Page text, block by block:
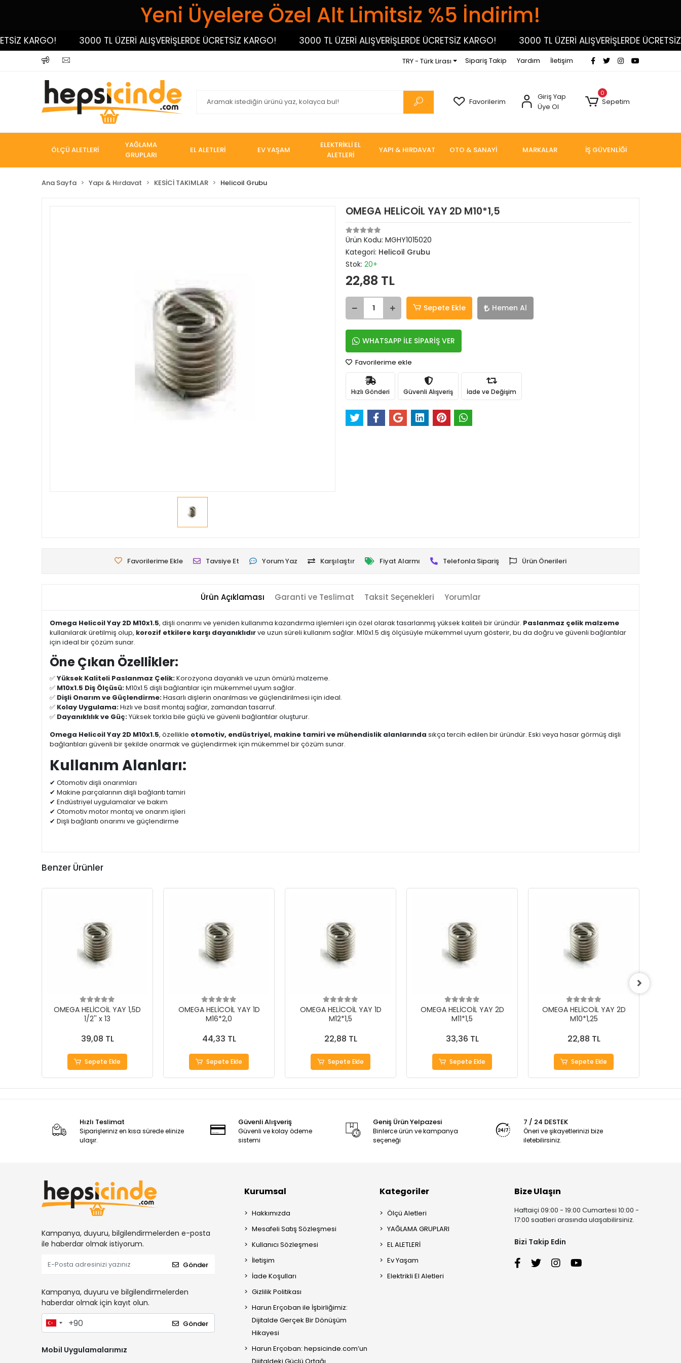
Yeni Üyelere Özel Alt Limitsiz %5 İndirim!
KARGO! 3000 TL ÜZERİ ALIŞVERİŞLERDE ÜCRETSİZ KARGO! 3000 TL ÜZERİ ALIŞVERİŞLERDE ÜCRETSİZ KARGO! 3000 TL ÜZERİ ALIŞVERİŞLERDE ÜCRETSİZ
TRY - Türk Lirası Sipariş Takip Yardım İletişim
Favorilerim
Giriş Yap
Üye Ol
0
Sepetim
ÖLÇÜ ALETLERİ
YAĞLAMA
GRUPLARI
EL ALETLERİ EV YAŞAM
ELEKTRİKLİ EL
ALETLERİ
YAPI & HIRDAVAT OTO & SANAYİ MARKALAR İŞ GÜVENLİĞİ
Ana Sayfa Yapı & Hırdavat KESİCİ TAKIMLAR Helicoil Grubu
OMEGA HELİCOİL YAY 2D M10*1,5
Ürün Kodu: MGHY1015020
Kategori: Helicoil Grubu
Stok: 20+
22,88 TL
Sepete Ekle Hemen Al
WHATSAPP İLE SİPARİŞ VER
Favorilerime ekle
Hızlı Gönderi Güvenli Alışveriş İade ve Değişim
Favorilerime Ekle Tavsiye Et Yorum Yaz Karşılaştır Fiyat Alarmı Telefonla Sipariş Ürün Önerileri
Ürün Açıklaması Garanti ve Teslimat Taksit Seçenekleri Yorumlar
Omega Helicoil Yay 2D M10x1.5, dişli onarımı ve yeniden kullanıma kazandırma işlemleri için özel olarak tasarlanmış yüksek kaliteli bir üründür. Paslanmaz çelik malzeme
kullanılarak üretilmiş olup, korozif etkilere karşı dayanıklıdırve uzun süreli kullanım sağlar. M10x1.5 diş ölçüsüyle mükemmel uyum gösterir, bu da doğru ve güvenli bağlantılar
için ideal bir çözüm sunar.
Öne Çıkan Özellikler:
✅Yüksek Kaliteli Paslanmaz Çelik:Korozyona dayanıklı ve uzun ömürlü malzeme.
✅ M10x1.5 Diş Ölçüsü:M10x1.5 dişli bağlantılar için mükemmel uyum sağlar.
✅ Dişli Onarım ve Güçlendirme:Hasarlı dişlerin onarılması ve güçlendirilmesi için ideal.
✅ Kolay Uygulama:Hızlı ve basit montaj sağlar, zamandan tasarruf.
✅ Dayanıklılık ve Güç:Yüksek torkla bile güçlü ve güvenli bağlantılar oluşturur.
Omega Helicoil Yay 2D M10x1.5, özellikle otomotiv, endüstriyel, makine tamiri ve mühendislik alanlarında sıkça tercih edilen bir üründür. Eski veya hasar görmüş dişli
bağlantıları güvenli bir şekilde onarmak ve güçlendirmek için mükemmel bir çözüm sunar.
Kullanım Alanları:
✔ Otomotiv dişli onarımları
✔ Makine parçalarının dişli bağlantı tamiri
✔ Endüstriyel uygulamalar ve bakım
✔ Otomotiv motor montaj ve onarım işleri
✔ Dişli bağlantı onarımı ve güçlendirme
Benzer Ürünler
OMEGA HELİCOİL YAY 1,5D
1/2'' x 13
39,08 TL
Sepete Ekle
OMEGA HELİCOİL YAY 1D
M16*2,0
44,33 TL
Sepete Ekle
OMEGA HELİCOİL YAY 1D
M12*1,5
22,88 TL
Sepete Ekle
OMEGA HELİCOİL YAY 2D
M11*1,5
33,36 TL
Sepete Ekle
OMEGA HELİCOİL YAY 2D
M10*1,25
22,88 TL
Sepete Ekle
Hızlı Teslimat
Siparişleriniz en kısa sürede elinize
ulaşır.
Güvenli Alışveriş
Güvenli ve kolay ödeme
sistemi
Geniş Ürün Yelpazesi
Binlerce ürün ve kampanya
seçeneği
7 / 24 DESTEK
Öneri ve şikayetlerinizi bize
iletebilirsiniz.
Kampanya, duyuru, bilgilendirmelerden e-posta
ile haberdar olmak istiyorum.
Gönder
Kampanya, duyuru ve bilgilendirmelerden
haberdar olmak için kayıt olun.
Gönder
Mobil Uygulamalarımız
Kurumsal
Hakkımızda
Mesafeli Satış Sözleşmesi
Kullanıcı Sözleşmesi
İletişim
İade Koşulları
Gizlilik Politikası
Harun Erçoban ile İşbirliğimiz:
Dijitalde Gerçek Bir Dönüşüm
Hikayesi
Harun Erçoban: hepsicinde.com’un
Kategoriler
Ölçü Aletleri
YAĞLAMA GRUPLARI
EL ALETLERİ
Ev Yaşam
Elektrikli El Aletleri
Bize Ulaşın
Haftaiçi 09:00 - 19:00 Cumartesi 10:00 -
17:00 saatleri arasında ulaşabilirsiniz.
Bizi Takip Edin